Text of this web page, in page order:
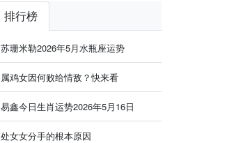
排行榜
苏珊米勒2026年5月水瓶座运势
属鸡女因何败给情敌？快来看
易鑫今日生肖运势2026年5月16日
处女女分手的根本原因